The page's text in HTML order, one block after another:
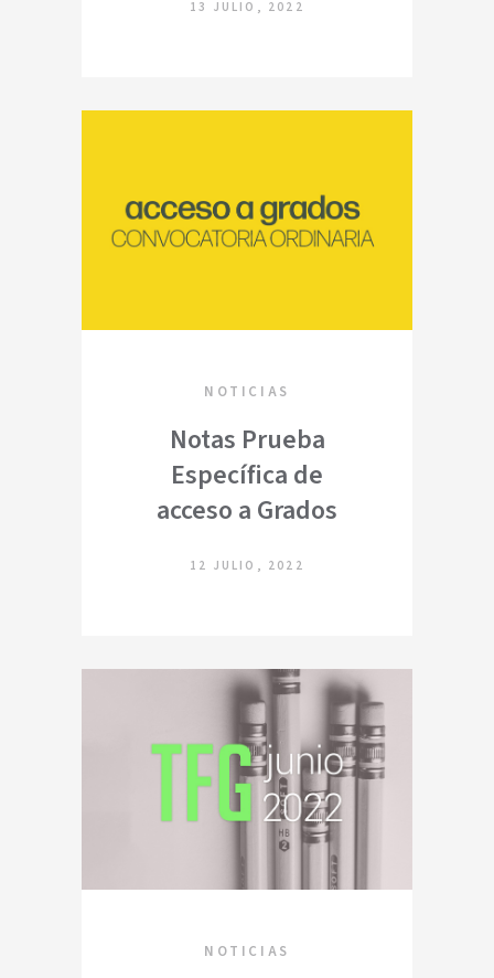
13 JULIO, 2022
NOTICIAS
Notas Prueba
Específica de
acceso a Grados
12 JULIO, 2022
NOTICIAS